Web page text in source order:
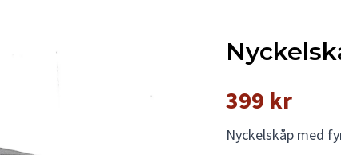
399 kr
Nyckelskåp med